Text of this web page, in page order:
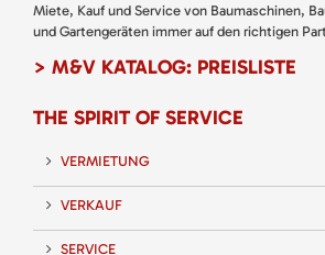
Miete, Kauf und Service von Baumaschinen,
und Gartengeräten immer auf den richtigen
> M&V KATALOG: PREISLISTE
THE SPIRIT OF SERVICE
VERMIETUNG
VERKAUF
SERVICE